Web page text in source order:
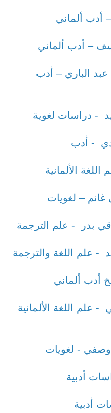
أدب ألماني
– أدب ألماني
الباري – أدب
- دراسات لغوية
- أدب
الألمانية
– لغويات
بدر - علم الترجمة
- علم اللغة والترجمة
أدب ألماني
علم اللغة الألمانية
- لغويات
أدبية
أدبية